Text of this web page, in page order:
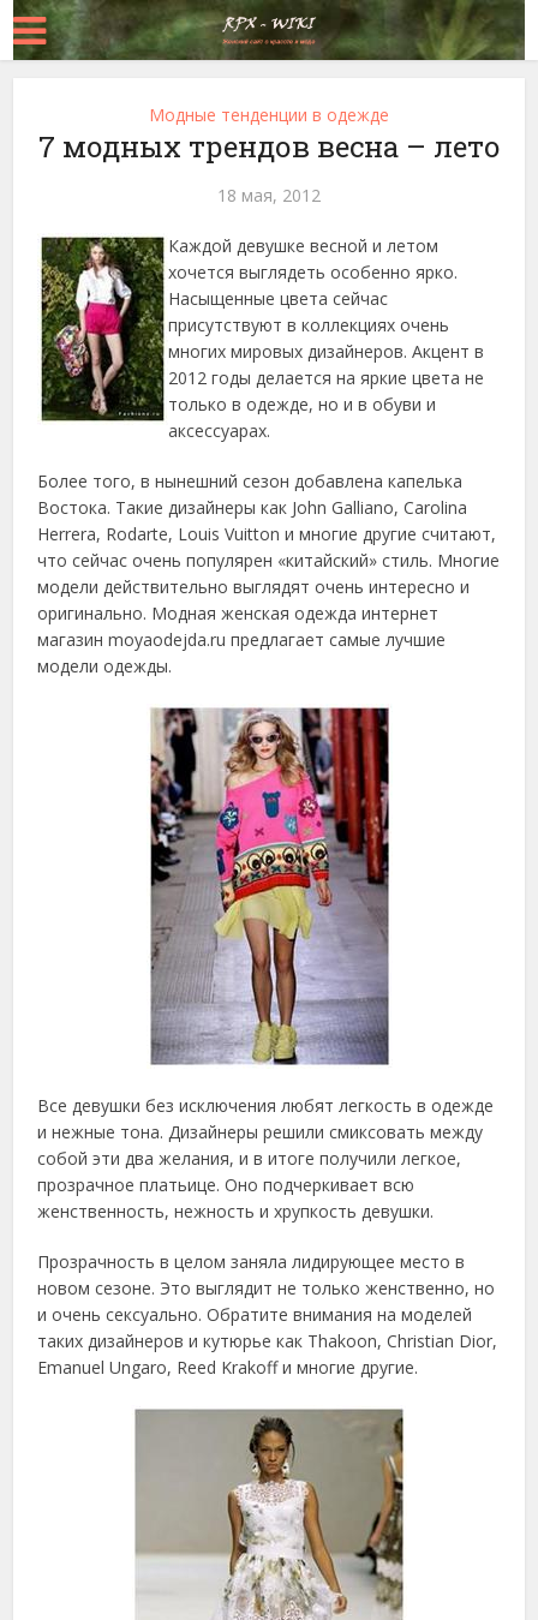
Модные тенденции в одежде
7 модных трендов весна – летo
18 мая, 2012
Каждой девушке весной и летом
хочется выглядеть особенно ярко.
Насыщенные цвета сейчас
присутствуют в коллекциях очень
многих мировых дизайнеров. Акцент в
2012 годы делается на яркие цвета не
только в одежде, но и в обуви и
аксессуарах.
Более того, в нынешний сезон добавлена капелька
Востока. Такие дизайнеры как John Galliano, Carolina
Herrera, Rodarte, Louis Vuitton и многие другие считают,
что сейчас очень популярен «китайский» стиль. Многие
модели действительно выглядят очень интересно и
оригинально. Модная женская одежда интернет
магазин moyaodejda.ru предлагает самые лучшие
модели одежды.
Все девушки без исключения любят легкость в одежде
и нежные тона. Дизайнеры решили смиксовать между
собой эти два желания, и в итоге получили легкое,
прозрачное платьице. Оно подчеркивает всю
женственность, нежность и хрупкость девушки.
Прозрачность в целом заняла лидирующее место в
новом сезоне. Это выглядит не только женственно, но
и очень сексуально. Обратите внимания на моделей
таких дизайнеров и кутюрье как Thakoon, Christian Dior,
Emanuel Ungaro, Reed Krakoff и многие другие.